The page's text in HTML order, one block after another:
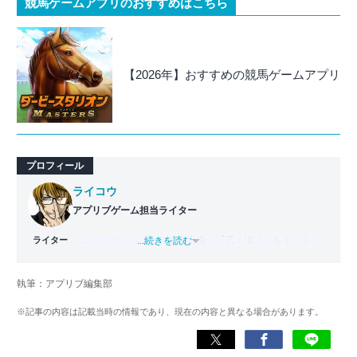
競馬ゲームアプリのおすすめはこちら
【2026年】おすすめの競馬ゲームアプリ
プロフィール
ライター
ライコウ
アプリブゲーム担当ライター
バンタンゲームアカデミー 出身。「広く深く」をモットー
ゲームだけでも1,000本以上。ゲーム開発者を目指した経験
くして面白さを引き出し、人々に伝えるためゲームライタ
...続きを読む
執筆：アプリブ編集部
※記事の内容は記載当時の情報であり、現在の内容と異なる場合があります。